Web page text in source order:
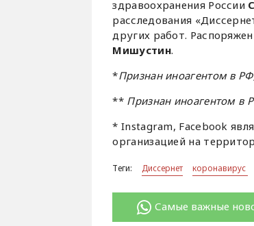
здравоохранения России
расследования
других работ.
Мишустин.
*Признан иноагентом в
** Признан иноагентом в
* Instagram, Facebook
организацией на
Теги: Диссернет коронавирус
Самые важные